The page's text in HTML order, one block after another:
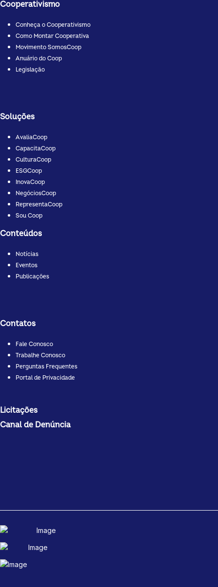
Cooperativismo
Conheça o Cooperativismo
Como Montar Cooperativa
Movimento SomosCoop
Anuário do Coop
Legislação
Soluções
AvaliaCoop
CapacitaCoop
CulturaCoop
ESGCoop
InovaCoop
NegóciosCoop
RepresentaCoop
Sou Coop
Conteúdos
Notícias
Eventos
Publicações
Contatos
Fale Conosco
Trabalhe Conosco
Perguntas Frequentes
Portal de Privacidade
Licitações
Canal de Denúncia